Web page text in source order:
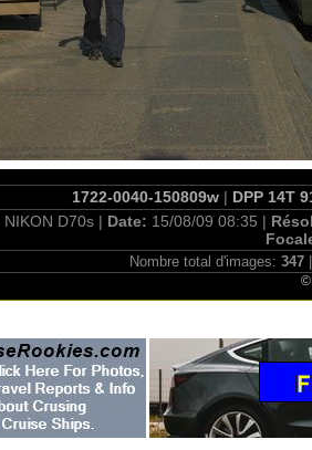
1722-0040-150809w | DPP 14T
NIKON D70s | Date: 15/08/09 08:35 |
Nombre total d'images: 347|
©